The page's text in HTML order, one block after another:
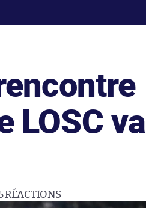
LOSC va
RÉACTIONS